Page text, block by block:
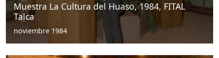
Muestra La Cultura del Huaso, 1984, FITAL
Talca
noviembre 1984